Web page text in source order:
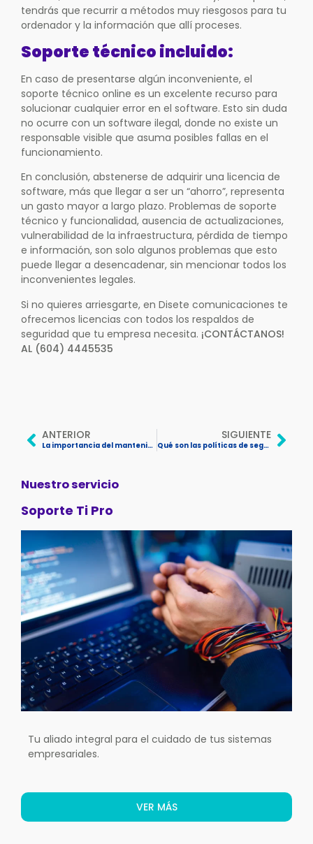
tendrás que recurrir a métodos muy riesgosos para tu
ordenador y la información que allí proceses.
Soporte técnico incluido:
En caso de presentarse algún inconveniente, el
soporte técnico online es un excelente recurso para
solucionar cualquier error en el software. Esto sin duda
no ocurre con un software ilegal, donde no existe un
responsable visible que asuma posibles fallas en el
funcionamiento.
En conclusión, abstenerse de adquirir una licencia de
software, más que llegar a ser un “ahorro”, representa
un gasto mayor a largo plazo. Problemas de soporte
técnico y funcionalidad, ausencia de actualizaciones,
vulnerabilidad de la infraestructura, pérdida de tiempo
e información, son solo algunos problemas que esto
puede llegar a desencadenar, sin mencionar todos los
inconvenientes legales.
Si no quieres arriesgarte, en Disete comunicaciones te
ofrecemos licencias con todos los respaldos de
seguridad que tu empresa necesita. ¡CONTÁCTANOS!
AL (604) 4445535
ANTERIOR
La importancia del mantenimiento preventivo a la red
SIGUIENTE
Qué son las políticas de seguridad informática y por qué tu empresa debe tener una
Nuestro servicio
Soporte Ti Pro
Tu aliado integral para el cuidado de tus sistemas
empresariales.
VER MÁS